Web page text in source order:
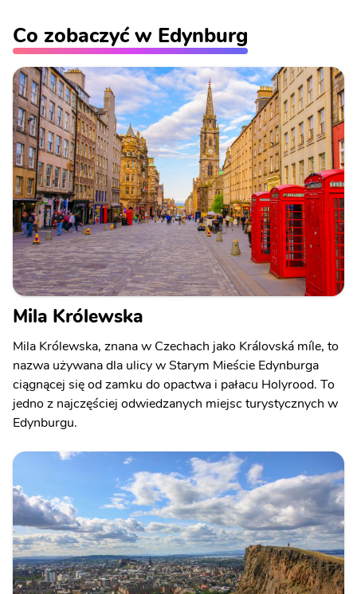
Co zobaczyć w Edynburg
Mila Królewska
Mila Królewska, znana w Czechach jako Královská míle, to
nazwa używana dla ulicy w Starym Mieście Edynburga
ciągnącej się od zamku do opactwa i pałacu Holyrood. To
jedno z najczęściej odwiedzanych miejsc turystycznych w
Edynburgu.